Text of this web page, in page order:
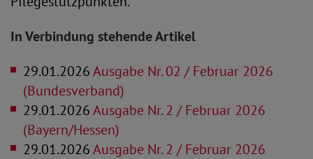
In Verbindung stehende Artikel
29.01.2026Ausgabe Nr. 02 / Februar 2026
(Bundesverband)
29.01.2026Ausgabe Nr. 2 / Februar 2026
(Bayern/Hessen)
29.01.2026Ausgabe Nr. 2 / Februar 2026